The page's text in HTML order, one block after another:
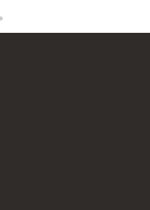
(SUI) selektioniert